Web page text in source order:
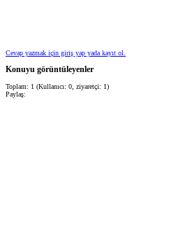
Cevap yazmak için giriş yap yada kayıt ol.
Konuyu görüntüleyenler
Toplam: 1 (Kullanıcı: 0, ziyaretçi: 1)
Paylaş: